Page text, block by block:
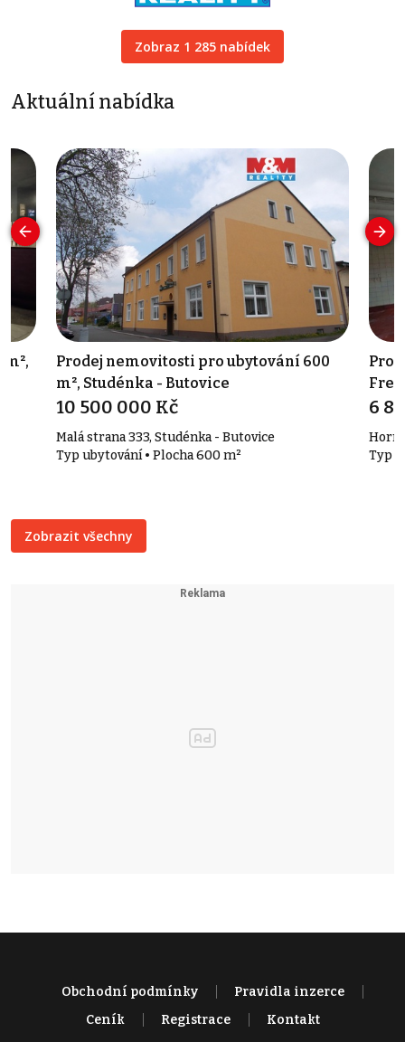
Zobraz 1 285 nabídek
Aktuální nabídka
Prodej nemovitosti pro ubytování 600
m², Studénka - Butovice
10 500 000 Kč
Malá strana 333, Studénka - Butovice
Typ ubytování • Plocha 600 m²
6
Horní
Typ
Zobrazit všechny
Obchodní podmínky
Pravidla inzerce
Ceník
Registrace Kontakt